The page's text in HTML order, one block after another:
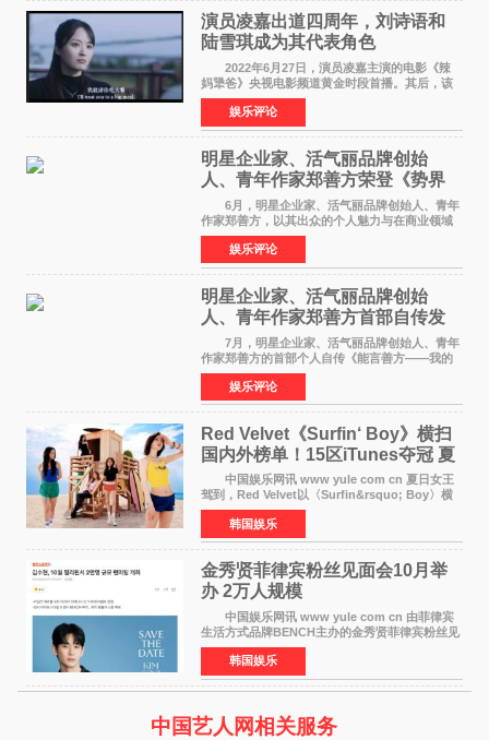
演员凌嘉出道四周年，刘诗语和
陆雪琪成为其代表角色
2022年6月27日，演员凌嘉主演的电影《辣
妈犟爸》央视电影频道黄金时段首播。其后，该
电影在央视电影频道多次复播（2022年8月10
日，2022年9月30日，2023年7月17日，2025年7
月14日）。除了多次复
娱乐评论
明星企业家、活气丽品牌创始
人、青年作家郑善方荣登《势界
POWERCIRCLES》6月刊
6月，明星企业家、活气丽品牌创始人、青年
作家郑善方，以其出众的个人魅力与在商业领域
的卓越建树，成功登上《势界
POWERCIRCLES》，展现了他在时尚与商业领
域的双重影响力。 明星企业家、青
娱乐评论
明星企业家、活气丽品牌创始
人、青年作家郑善方首部自传发
布， 书写跨界创业者的成长答卷
7月，明星企业家、活气丽品牌创始人、青年
作家郑善方的首部个人自传《能言善方——我的
跨界人生》正式发行。这本书以他的人生轨迹为
脉络，首次完整公开了从逐梦少年到横跨美业、
公益等多领域的
娱乐评论
Red Velvet《Surfin‘ Boy》横扫
国内外榜单！15区iTunes夺冠 夏
日女王强势回归
中国娱乐网讯 www yule com cn 夏日女王
驾到，Red Velvet以〈Surfin&rsquo; Boy〉横
扫国内外榜单，获得音乐粉丝的热烈反响。
Red Velvet于3日发行了夏日迷你专辑《Velvet
Summer》，
韩国娱乐
金秀贤菲律宾粉丝见面会10月举
办 2万人规模
中国娱乐网讯 www yule com cn 由菲律宾
生活方式品牌BENCH主办的金秀贤菲律宾粉丝见
面会，将于10月2日在马尼拉SM Mall of
Asia（MOA）竞技场举行，预计规模达2万人。
这也是金秀贤自去年陷
韩国娱乐
中国艺人网相关服务